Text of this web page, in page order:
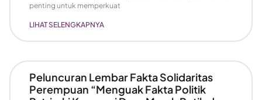
penting untuk memperkuat
LIHAT SELENGKAPNYA
Peluncuran Lembar Fakta Solidaritas
Perempuan “Menguak Fakta Politik